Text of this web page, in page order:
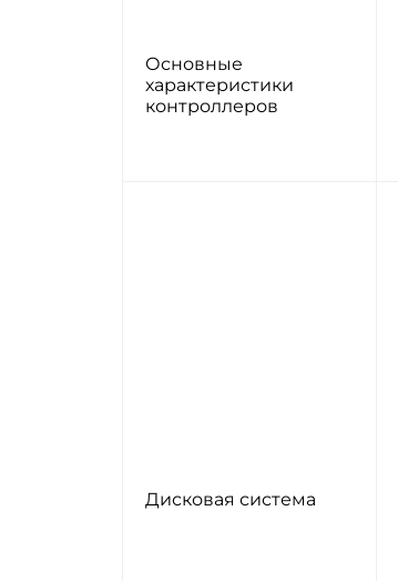
Основные
характеристики
контроллеров
Дисковая система